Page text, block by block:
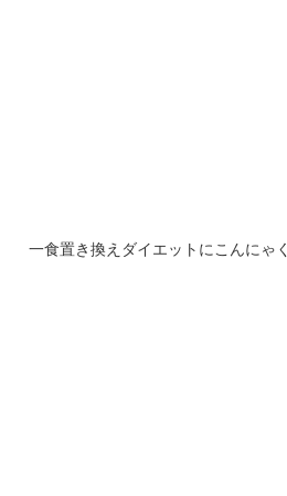
一食置き換えダイエットにこんにゃ